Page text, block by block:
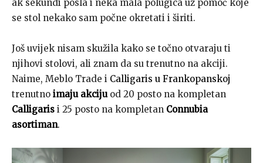
ak sekundi posla i neka mala polugica uz pomoć koje
se stol nekako sam počne okretati i širiti.
Još uvijek nisam skužila kako se točno otvaraju ti
njihovi stolovi, ali znam da su trenutno na akciji.
Naime, Meblo Trade i Calligaris u Frankopanskoj
trenutno imaju akcijuod 20 posto na kompletan
Calligaris i 25 posto na kompletan Connubia
asortiman.